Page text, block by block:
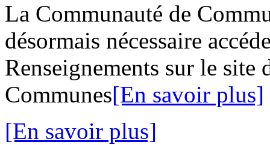
La Communauté de
désormais nécessaire
Renseignements sur le site
Communes[En savoir plus]
[En savoir plus]